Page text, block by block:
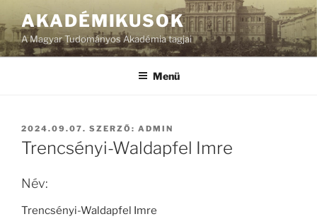
AKADÉMIKUSOK
A Magyar Tudományos Akadémia tagjai
Menü
BEKÜLDVE:
2024.09.07. SZERZŐ: ADMIN
Trencsényi-Waldapfel Imre
Név:
Trencsényi-Waldapfel Imre